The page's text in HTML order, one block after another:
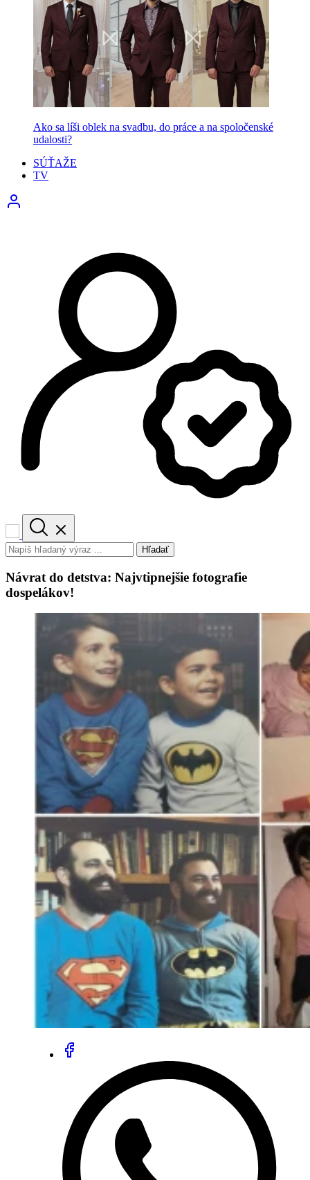
Ako sa líši oblek na svadbu, do práce a na spoločenské
udalosti?
SÚŤAŽE
TV
Hľadať
Návrat do detstva: Najvtipnejšie fotografie
dospelákov!